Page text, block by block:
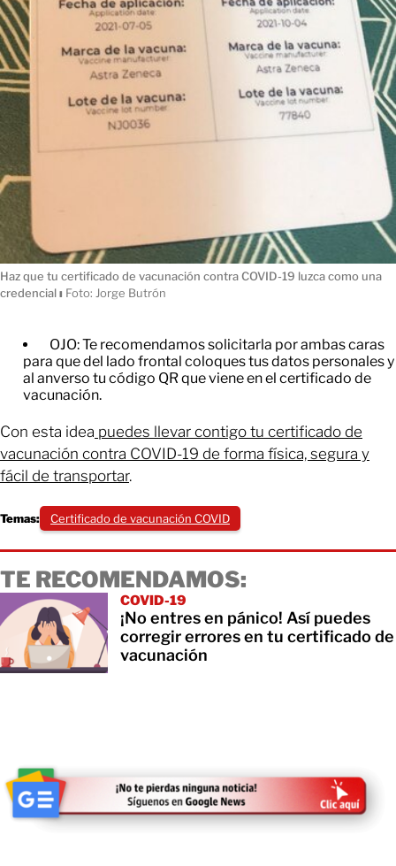
Haz que tu certificado de vacunación contra COVID-19 luzca como una
credencialı Foto: Jorge Butrón
OJO: Te recomendamos solicitarla por ambas caras
para que del lado frontal coloques tus datos personales y
al anverso tu código QR que viene en el certificado de
vacunación.
Con esta idea puedes llevar contigo tu certificado de
vacunación contra COVID-19 de forma física, segura y
fácil de transportar.
Temas: Certificado de vacunación COVID
TE RECOMENDAMOS:
COVID-19
¡No entres en pánico! Así puedes
corregir errores en tu certificado de
vacunación